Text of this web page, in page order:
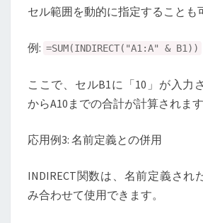
セル範囲を動的に指定することも
例: =SUM(INDIRECT("A1:A" & B1))
ここで、セルB1に「10」が入力
からA10までの合計が計算されます
応用例3: 名前定義との併用
INDIRECT関数は、名前定義され
み合わせて使用できます。